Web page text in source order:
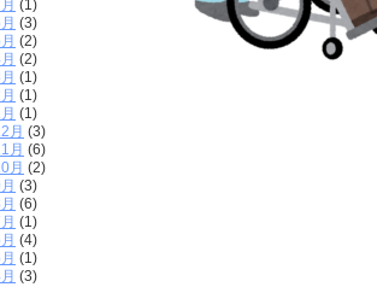
(1)
(3)
(2)
(2)
(1)
(1)
(1)
月 (3)
月 (6)
月 (2)
(3)
(6)
(1)
(4)
(1)
(3)